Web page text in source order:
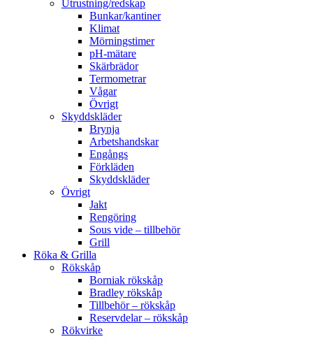
Utrustning/redskap
Bunkar/kantiner
Klimat
Mörningstimer
pH-mätare
Skärbrädor
Termometrar
Vågar
Övrigt
Skyddskläder
Brynja
Arbetshandskar
Engångs
Förkläden
Skyddskläder
Övrigt
Jakt
Rengöring
Sous vide – tillbehör
Grill
Röka & Grilla
Rökskåp
Borniak rökskåp
Bradley rökskåp
Tillbehör – rökskåp
Reservdelar – rökskåp
Rökvirke